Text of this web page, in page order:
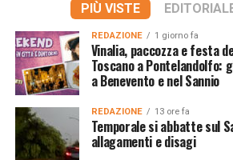
PIÙ VISTE
REDAZIONE 1 giorno fa
Vinalia, paccozza e festa
Toscano a Pontelandolfo:
a Benevento e nel Sannio
REDAZIONE 13 ore fa
Temporale si abbatte sul
allagamenti e disagi